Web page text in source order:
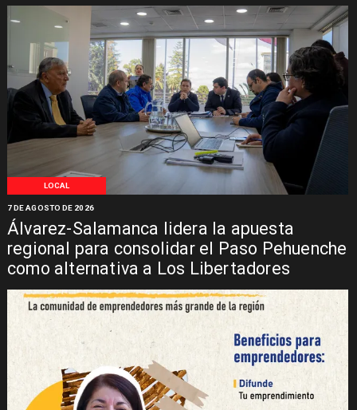
LOCAL
Álvarez-Salamanca lidera la apuesta
regional para consolidar el Paso Pehuenche
como alternativa a Los Libertadores
7 DE AGOSTO DE 2026